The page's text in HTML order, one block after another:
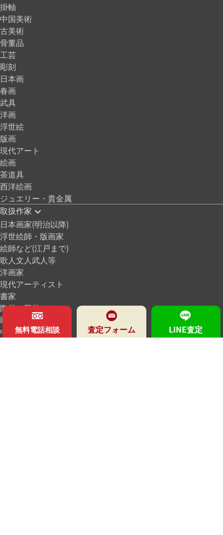
掛軸
中国美術
古美術
骨董品
工芸
彫刻
日本画
春画
武具
洋画
浮世絵
版画
現代アート
絵画
茶道具
西洋絵画
ジュエリー・貴金属
取扱作家
日本画家(明治以降)
浮世絵師・版画家
絵師など(江戸まで)
歌人文人武人等
洋画家
現代アーティスト
書家
陶芸・工芸など
彫刻家
中国諸作家
無料電話相談 査定フォーム LINE査定